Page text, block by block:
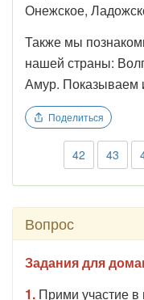
Онежское,
Также мы
нашей страны:
Амур. Показываем
Поделиться
42 43
Вопрос
Задания для
1. Прими участие